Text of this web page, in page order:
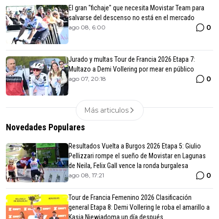
El gran "fichaje" que necesita Movistar Team para
salvarse del descenso no está en el mercado
ago 08, 6:00 0
Jurado y multas Tour de Francia 2026 Etapa 7:
Multazo a Demi Vollering por mear en público
ago 07, 20:18 0
Más articulos
Novedades Populares
Resultados Vuelta a Burgos 2026 Etapa 5: Giulio
Pellizzari rompe el sueño de Movistar en Lagunas
de Neila, Felix Gall vence la ronda burgalesa
ago 08, 17:21 0
Tour de Francia Femenino 2026 Clasificación
general Etapa 8: Demi Vollering le roba el amarillo a
Kasia Niewiadoma un día después